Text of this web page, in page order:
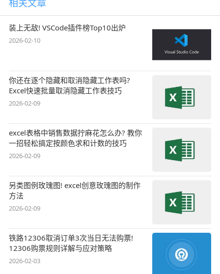
相关文章
装上无敌! VSCode插件榜Top10出炉
2026-02-10
你还在逐个隐藏和取消隐藏工作表吗?
Excel快速批量取消隐藏工作表技巧
2026-02-09
excel表格中销售数据拧麻花怎么办? 教你
一招轻松搞定按颜色求和计数的技巧
2026-02-09
另类图例玫瑰图! excel创意玫瑰图的制作
方法
2026-02-09
铁路12306取消订单3次当日无法购票!
12306购票规则详解与应对策略
2026-02-03